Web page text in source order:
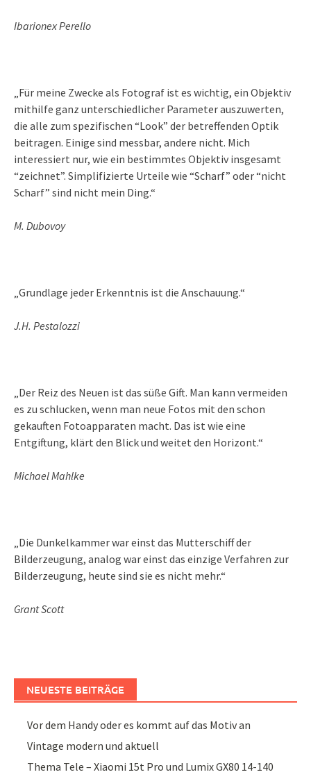
Ibarionex Perello
„Für meine Zwecke als Fotograf ist es wichtig, ein Objektiv
mithilfe ganz unterschiedlicher Parameter auszuwerten,
die alle zum spezifischen “Look” der betreffenden Optik
beitragen. Einige sind messbar, andere nicht. Mich
interessiert nur, wie ein bestimmtes Objektiv insgesamt
“zeichnet”. Simplifizierte Urteile wie “Scharf” oder “nicht
Scharf” sind nicht mein Ding.“
M. Dubovoy
„Grundlage jeder Erkenntnis ist die Anschauung.“
J.H. Pestalozzi
„Der Reiz des Neuen ist das süße Gift. Man kann vermeiden
es zu schlucken, wenn man neue Fotos mit den schon
gekauften Fotoapparaten macht. Das ist wie eine
Entgiftung, klärt den Blick und weitet den Horizont.“
Michael Mahlke
„Die Dunkelkammer war einst das Mutterschiff der
Bilderzeugung, analog war einst das einzige Verfahren zur
Bilderzeugung, heute sind sie es nicht mehr.“
Grant Scott
NEUESTE BEITRÄGE
Vor dem Handy oder es kommt auf das Motiv an
Vintage modern und aktuell
Thema Tele – Xiaomi 15t Pro und Lumix GX80 14-140